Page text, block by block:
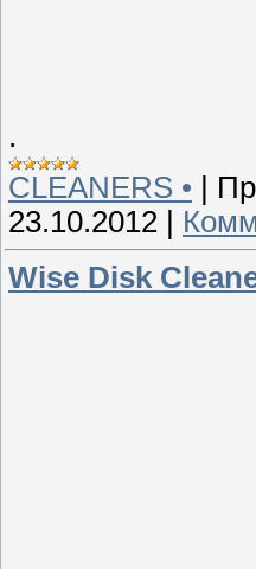
.
CLEANERS • |
23.10.2012 |
Wise Disk